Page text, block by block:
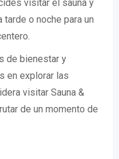
visitar el sauna y
o noche para un
de bienestar y
en explorar las
visitar Sauna &
de un momento de